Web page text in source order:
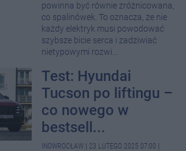
powinna być równie zróżnicowana,
co spalinówek. To oznacza, że nie
każdy elektryk musi powodować
szybsze bicie serca i zadziwiać
nietypowymi rozwi...
Test: Hyundai
Tucson po liftingu –
co nowego w
bestsell...
INOWROCŁAW 23 LUTEGO 2025 07:00